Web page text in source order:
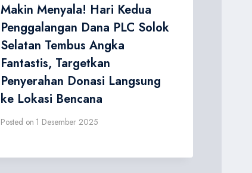
Makin Menyala! Hari Kedua
Penggalangan Dana PLC Solok
Selatan Tembus Angka
Fantastis, Targetkan
Penyerahan Donasi Langsung
ke Lokasi Bencana
Posted on 1 Desember 2025